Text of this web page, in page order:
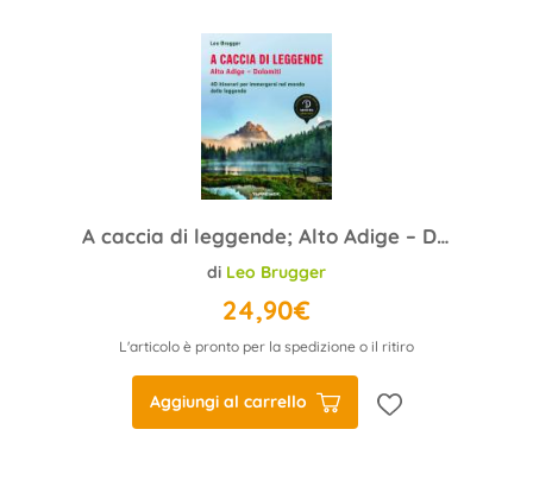
A caccia di leggende; Alto Adige – Dolomiti
di Leo Brugger
24,90€
L'articolo è pronto per la spedizione o il ritiro
Aggiungi al carrello